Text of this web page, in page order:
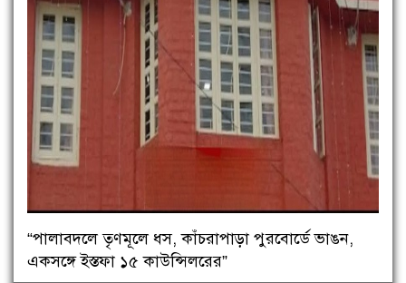
“পালাবদলে তৃণমূলে ধস, কাঁচরাপাড়া পুরবোর্ডে ভাঙন,
একসঙ্গে ইস্তফা ১৫ কাউন্সিলরের”